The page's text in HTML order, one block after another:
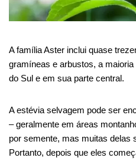
A família Aster inclui quase
gramíneas e arbustos, a
do Sul e em sua parte central.
A estévia selvagem pode ser
– geralmente em áreas
por semente, mas muitas delas
Portanto, depois que eles